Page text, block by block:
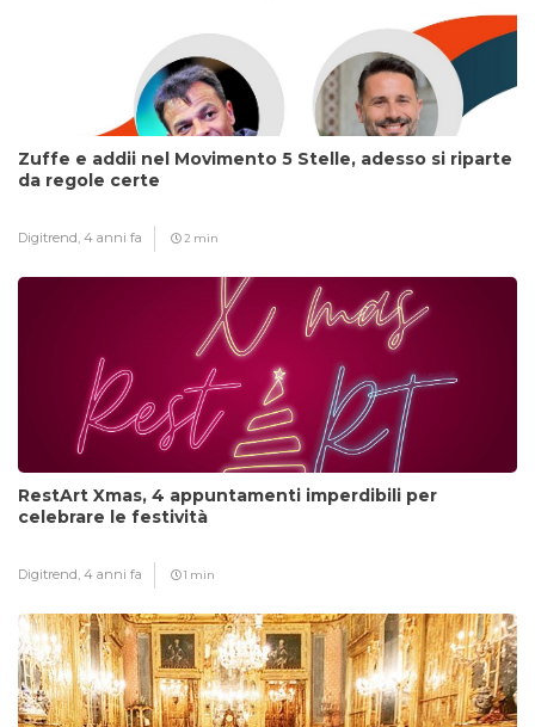
Zuffe e addii nel Movimento 5 Stelle, adesso si riparte
da regole certe
Digitrend, 4 anni fa 2 min
RestArt Xmas, 4 appuntamenti imperdibili per
celebrare le festività
Digitrend, 4 anni fa 1 min